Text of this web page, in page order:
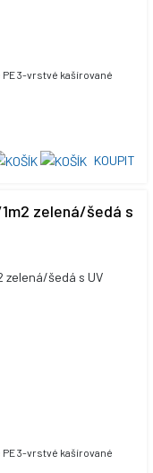
3-vrstvé kašírované
KOUPIT
zelená/šedá s
3-vrstvé kašírované